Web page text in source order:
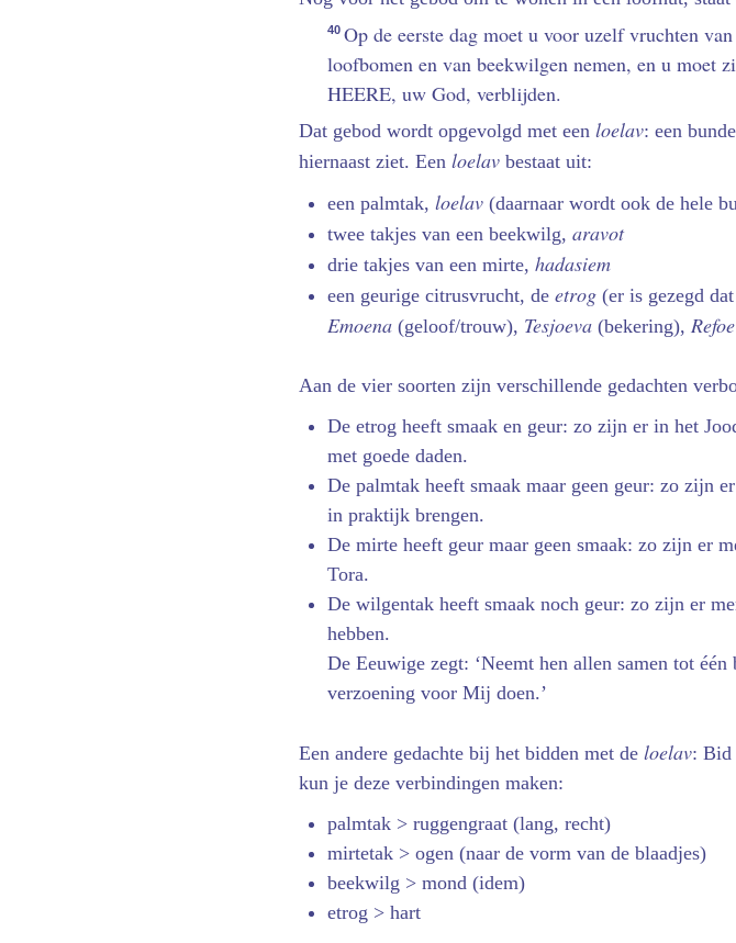
40 Op de eerste dag moet u voor uzelf vruchten
loofbomen en van beekwilgen nemen, en u moet
HEERE, uw God, verblijden.
Dat gebod wordt opgevolgd met een loelav: een
hiernaast ziet. Een loelav bestaat uit:
een palmtak, loelav (daarnaar wordt ook de hele
twee takjes van een beekwilg, aravot
drie takjes van een mirte, hadasiem
een geurige citrusvrucht, de etrog (er is gezegd
Emoena (geloof/trouw), Tesjoeva (bekering),
Aan de vier soorten zijn verschillende gedachten
De etrog heeft smaak en geur: zo zijn er in het
met goede daden.
De palmtak heeft smaak maar geen geur: zo zijn
in praktijk brengen.
De mirte heeft geur maar geen smaak: zo zijn er
Tora.
De wilgentak heeft smaak noch geur: zo zijn er
hebben.
De Eeuwige zegt: ‘Neemt hen allen samen tot
verzoening voor Mij doen.’
Een andere gedachte bij het bidden met de loelav: Bid
kun je deze verbindingen maken:
palmtak > ruggengraat (lang, recht)
mirtetak > ogen (naar de vorm van de blaadjes)
beekwilg > mond (idem)
etrog > hart